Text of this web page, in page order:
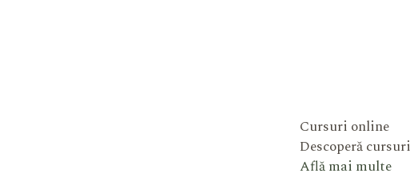
Cursuri online
Descoperă
Află mai multe